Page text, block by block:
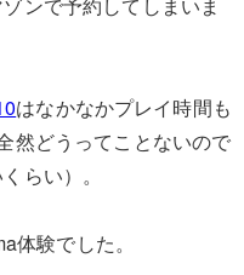
はなかなかプレイ時間も
然どうってことないので
らい）。
体験でした。